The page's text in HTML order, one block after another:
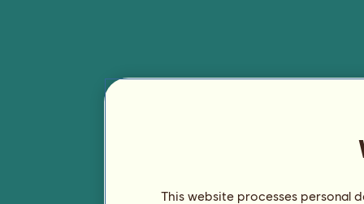
This website processes personal